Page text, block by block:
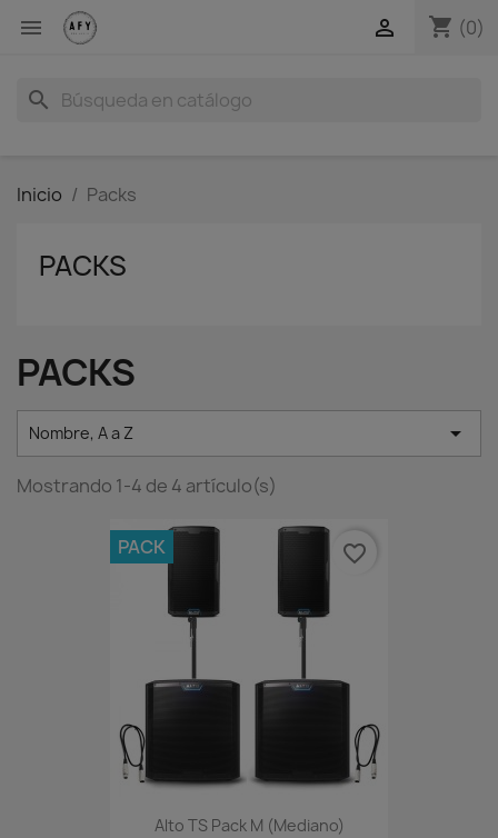
 shopping_cart (0)

search
Inicio Packs
PACKS
PACKS
Nombre, A a Z 
Mostrando 1-4 de 4 artículo(s)
Alto TS Pack M (mediano)
PACK favorite_border